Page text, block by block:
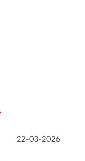
22-03-2026